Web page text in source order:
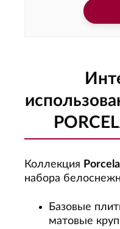
Коллекция
набора
Базовые
матовые